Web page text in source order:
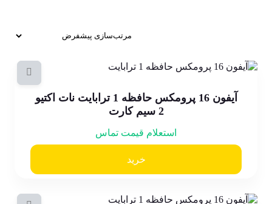
آیفون 16 پرومکس حافظه 1 ترابایت نات اکتیو
2 سیم کارت
استعلام قیمت تماس
خرید